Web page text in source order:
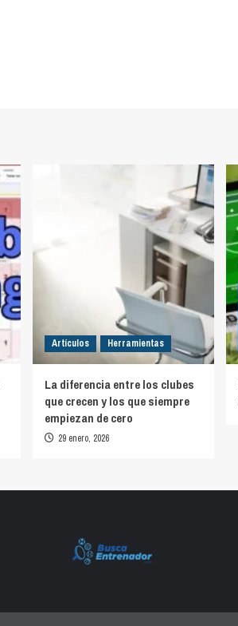
Artículos Herramientas
La diferencia entre los clubes
que crecen y los que siempre
empiezan de cero
29 enero, 2026